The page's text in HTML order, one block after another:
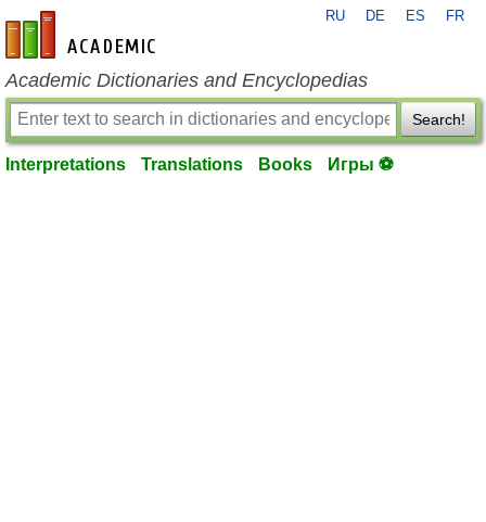
en-academic.com
RU DE ES FR
Academic Dictionaries and Encyclopedias
Search!
Interpretations Translations Books Игры ⚽